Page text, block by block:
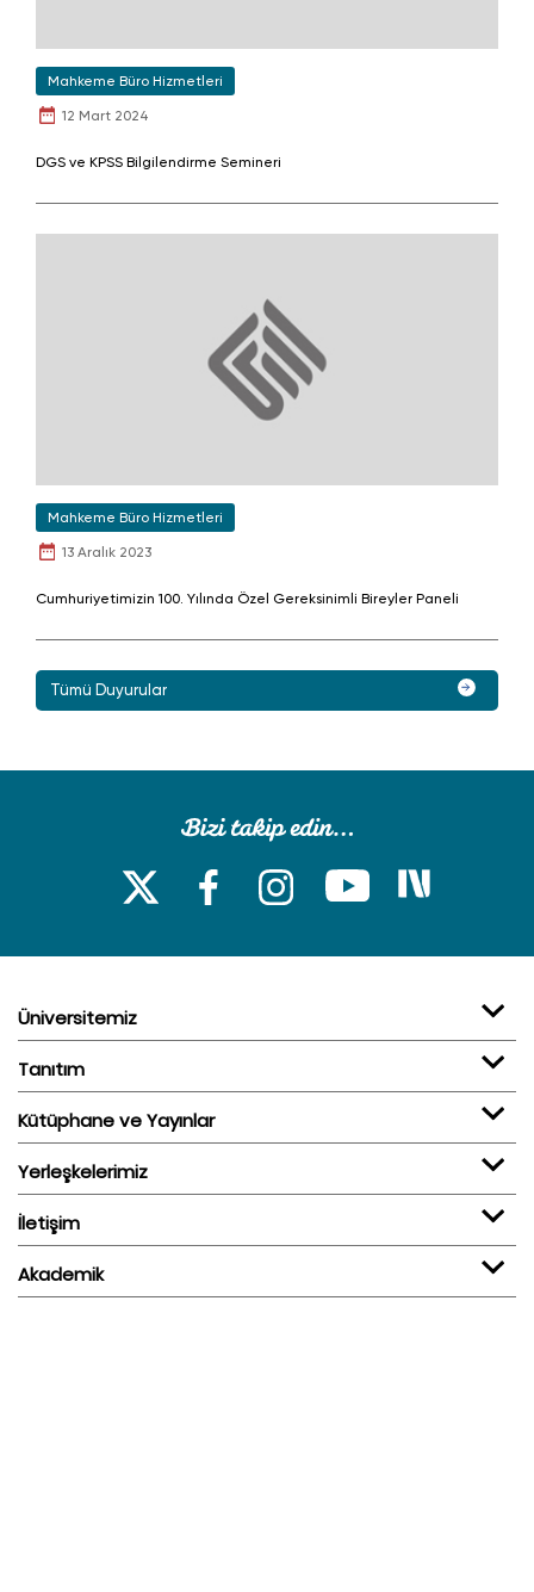
Mahkeme Büro Hizmetleri
12 Mart 2024
DGS ve KPSS Bilgilendirme Semineri
Mahkeme Büro Hizmetleri
13 Aralık 2023
Cumhuriyetimizin 100. Yılında Özel Gereksinimli Bireyler Paneli
Tümü Duyurular
Üniversitemiz
Tanıtım
Kütüphane ve Yayınlar
Yerleşkelerimiz
İletişim
Akademik